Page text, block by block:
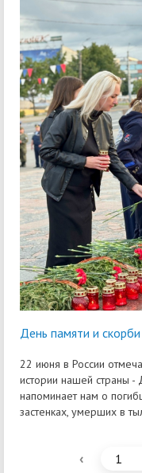
День памяти и скорби
22 июня в России
истории нашей страны -
напоминает нам о
застенках, умерших в
‹ 1